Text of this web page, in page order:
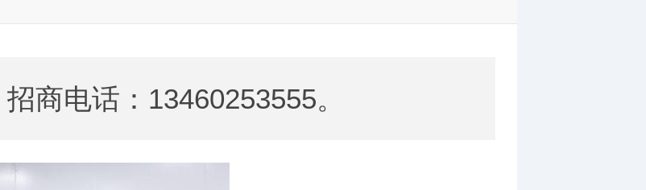
商电话：13460253555。